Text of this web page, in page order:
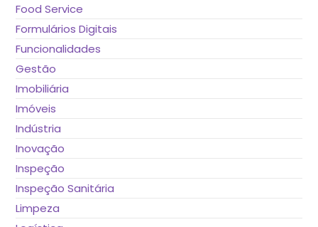
Food Service
Formulários Digitais
Funcionalidades
Gestão
Imobiliária
Imóveis
Indústria
Inovação
Inspeção
Inspeção Sanitária
Limpeza